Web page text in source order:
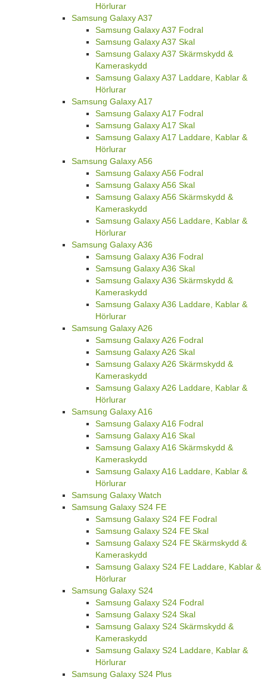
Hörlurar
Samsung Galaxy A37
Samsung Galaxy A37 Fodral
Samsung Galaxy A37 Skal
Samsung Galaxy A37 Skärmskydd &
Kameraskydd
Samsung Galaxy A37 Laddare, Kablar &
Hörlurar
Samsung Galaxy A17
Samsung Galaxy A17 Fodral
Samsung Galaxy A17 Skal
Samsung Galaxy A17 Laddare, Kablar &
Hörlurar
Samsung Galaxy A56
Samsung Galaxy A56 Fodral
Samsung Galaxy A56 Skal
Samsung Galaxy A56 Skärmskydd &
Kameraskydd
Samsung Galaxy A56 Laddare, Kablar &
Hörlurar
Samsung Galaxy A36
Samsung Galaxy A36 Fodral
Samsung Galaxy A36 Skal
Samsung Galaxy A36 Skärmskydd &
Kameraskydd
Samsung Galaxy A36 Laddare, Kablar &
Hörlurar
Samsung Galaxy A26
Samsung Galaxy A26 Fodral
Samsung Galaxy A26 Skal
Samsung Galaxy A26 Skärmskydd &
Kameraskydd
Samsung Galaxy A26 Laddare, Kablar &
Hörlurar
Samsung Galaxy A16
Samsung Galaxy A16 Fodral
Samsung Galaxy A16 Skal
Samsung Galaxy A16 Skärmskydd &
Kameraskydd
Samsung Galaxy A16 Laddare, Kablar &
Hörlurar
Samsung Galaxy Watch
Samsung Galaxy S24 FE
Samsung Galaxy S24 FE Fodral
Samsung Galaxy S24 FE Skal
Samsung Galaxy S24 FE Skärmskydd &
Kameraskydd
Samsung Galaxy S24 FE Laddare, Kablar &
Hörlurar
Samsung Galaxy S24
Samsung Galaxy S24 Fodral
Samsung Galaxy S24 Skal
Samsung Galaxy S24 Skärmskydd &
Kameraskydd
Samsung Galaxy S24 Laddare, Kablar &
Hörlurar
Samsung Galaxy S24 Plus